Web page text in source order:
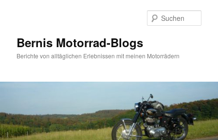
Bernis Motorrad-Blogs
Berichte von alltäglichen Erlebnissen mit meinen Motorrädern